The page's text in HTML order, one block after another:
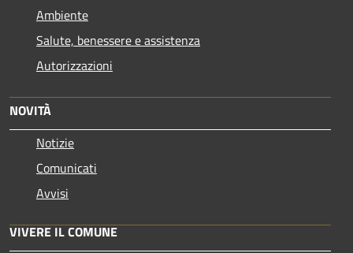
Ambiente
Salute, benessere e assistenza
Autorizzazioni
NOVITÀ
Notizie
Comunicati
Avvisi
VIVERE IL COMUNE